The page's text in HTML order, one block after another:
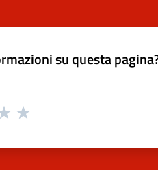
su questa